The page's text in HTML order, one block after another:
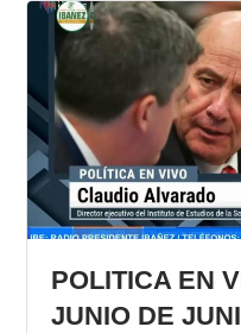
AUDIOS
VIDEOS
GALERIA DE FOTOS
APP MÓVIL
POLITICA EN
JUNIO DE